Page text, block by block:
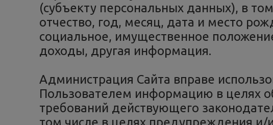
(субъекту персональных данных), в
отчество, год, месяц, дата и место
социальное, имущественное
доходы, другая информация.
Администрация Сайта вправе
Пользователем информацию в целях
требований действующего
том числе в целях предупреждения и/